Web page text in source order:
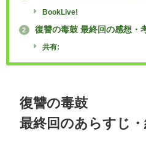
BookLive!
2 復讐の毒鼓 最終回の感想・
共有:
復讐の毒鼓
最終回のあらすじ